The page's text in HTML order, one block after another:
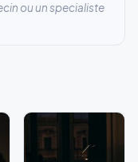
ou un specialiste